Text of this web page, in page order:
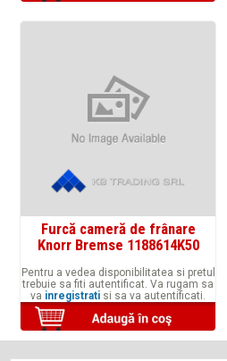
Furcă cameră de frânare
Knorr Bremse 1188614K50
Pentru a vedea disponibilitatea si pretul
trebuie sa fiti autentificat. Va rugam sa
va inregistrati si sa va autentificati.